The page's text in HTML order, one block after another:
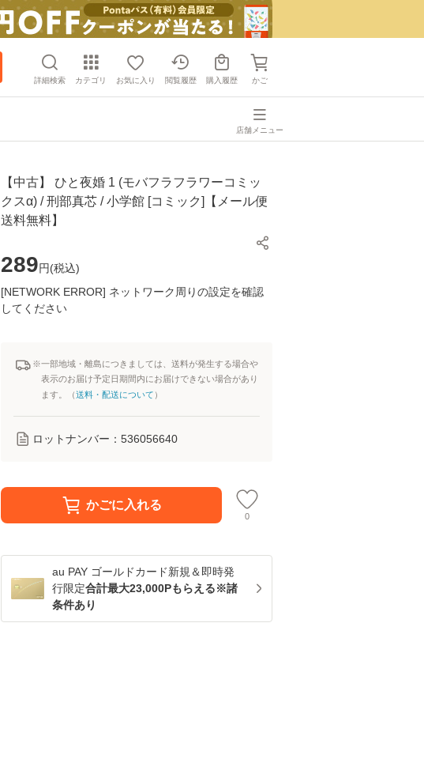
詳細検索 カテゴリ お気に入り 閲覧履歴 購入履歴 かご
店舗メニュー
【中古】 ひと夜婚 1 (モバフラフラワーコミッ
クスα) / 刑部真芯 / 小学館 [コミック]【メール便
送料無料】
289円(税込)
[NETWORK ERROR] ネットワーク周りの設定を確認
してください
※一部地域・離島につきましては、送料が発生する場合や
表示のお届け予定日期間内にお届けできない場合があり
ます。（送料・配送について ）
ロットナンバー： 536056640
かごに入れる
0
au PAY ゴールドカード新規＆即時発
行限定合計最大23,000Pもらえる※諸
条件あり